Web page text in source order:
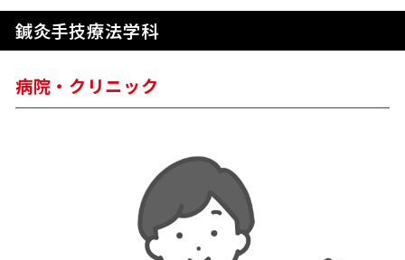
鍼灸手技療法学科
病院・クリニック